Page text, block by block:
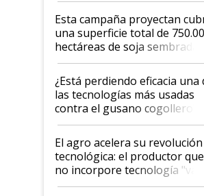
Esta campaña proyectan
una superficie total de
hectáreas de soja sembradas
con una nueva generación
variedades que marcan un
salto tecnológico en
rendimiento
¿Está perdiendo eficacia una
las tecnologías más usadas
contra el gusano cogollero? El
desafío de una tecnología
El agro acelera su revolución
tecnológica: el productor que
no incorpore tecnología "va a
perder el tren"